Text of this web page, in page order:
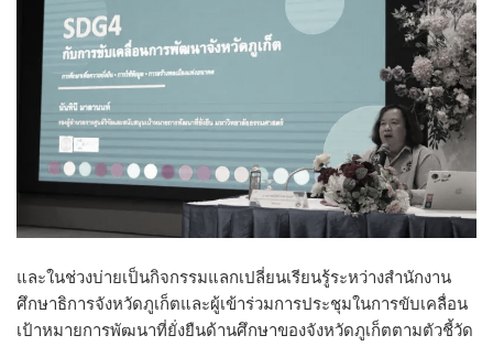
และในช่วงบ่ายเป็นกิจกรรมแลกเปลี่ยนเรียนรู้ระหว่างสำนักงาน
ศึกษาธิการจังหวัดภูเก็ตและผู้เข้าร่วมการประชุมในการขับเคลื่อน
เป้าหมายการพัฒนาที่ยั่งยืนด้านศึกษาของจังหวัดภูเก็ตตามตัวชี้วัด